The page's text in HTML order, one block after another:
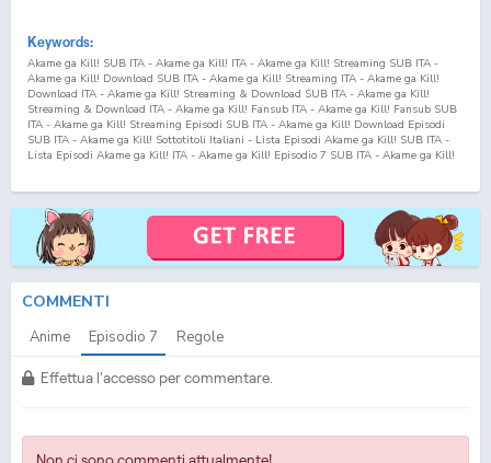
Keywords:
Akame ga Kill! SUB ITA - Akame ga Kill! ITA - Akame ga Kill! Streaming SUB ITA -
Akame ga Kill! Download SUB ITA - Akame ga Kill! Streaming ITA - Akame ga Kill!
Download ITA - Akame ga Kill! Streaming & Download SUB ITA - Akame ga Kill!
Streaming & Download ITA - Akame ga Kill! Fansub ITA - Akame ga Kill! Fansub SUB
ITA - Akame ga Kill! Streaming Episodi SUB ITA - Akame ga Kill! Download Episodi
SUB ITA - Akame ga Kill! Sottotitoli Italiani - Lista Episodi Akame ga Kill! SUB ITA -
Lista Episodi Akame ga Kill! ITA - Akame ga Kill! Episodio 7 SUB ITA - Akame ga Kill!
COMMENTI
Anime Episodio 7 Regole
Effettua l'accesso per commentare.
Non ci sono commenti attualmente!